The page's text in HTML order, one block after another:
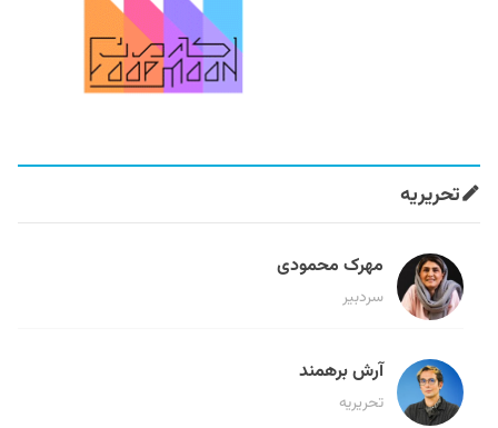
تحریریه
مهرک محمودی
سردبیر
آرش برهمند
تحریریه